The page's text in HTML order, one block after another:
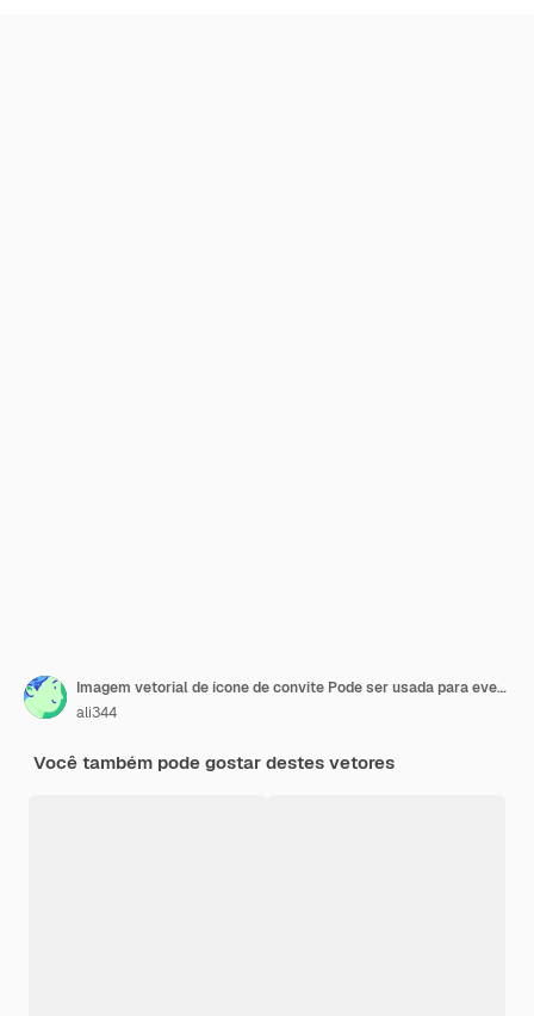
Imagem vetorial de ícone de convite Pode ser usada para eventos de premiação
ali344
Você também pode gostar destes vetores